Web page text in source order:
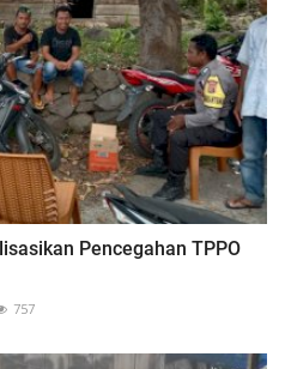
Pencegahan TPPO
757